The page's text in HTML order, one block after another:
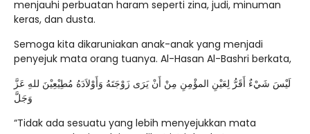
menjauhi perbuatan haram seperti zina, judi, minuman
keras, dan dusta.
Semoga kita dikaruniakan anak-anak yang menjadi
penyejuk mata orang tuanya. Al-Hasan Al-Bashri berkata,
لَيْسَ شَيْءٌ أَقَرُّ لِعَيْنِ المؤْمِنِ مِنْ أَنْ يَرَى زَوْجَتَهُ وَأَوْلاَدَهُ مُطِيْعِيْنَ للهِ عَزَّ
وَجَلَّ
“Tidak ada sesuatu yang lebih menyejukkan mata